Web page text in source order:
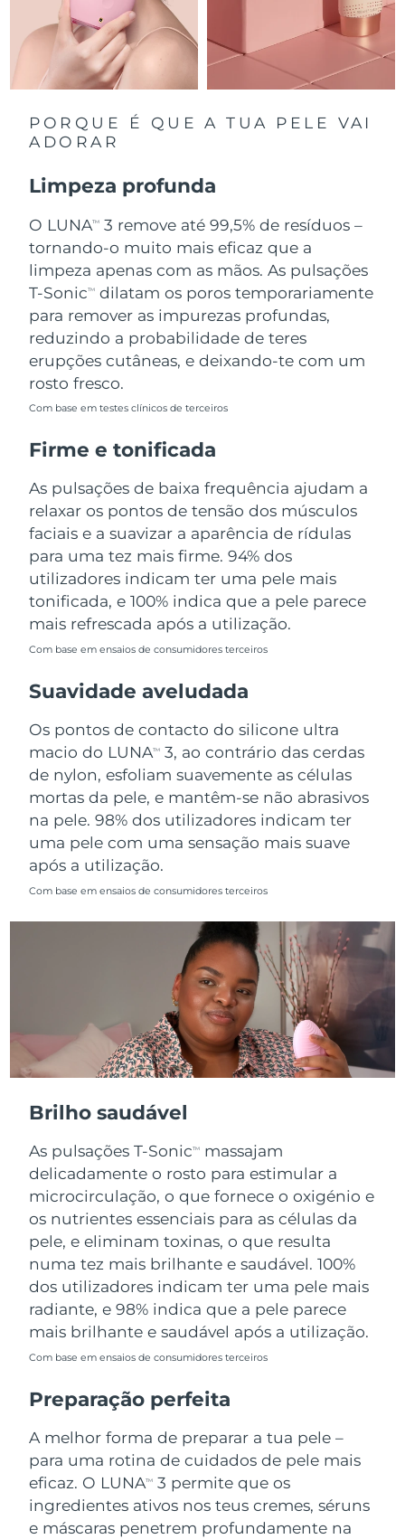
PORQUE É QUE A TUA PELE VAI
ADORAR
Limpeza profunda
O LUNATM
3 remove até 99,5% de resíduos –
tornando-o muito mais eficaz que a
limpeza apenas com as mãos. As pulsações
T-SonicTM
dilatam os poros temporariamente
para remover as impurezas profundas,
reduzindo a probabilidade de teres
erupções cutâneas, e deixando-te com um
rosto fresco.
Com base em testes clínicos de terceiros
Firme e tonificada
As pulsações de baixa frequência ajudam a
relaxar os pontos de tensão dos músculos
faciais e a suavizar a aparência de rídulas
para uma tez mais firme. 94% dos
utilizadores indicam ter uma pele mais
tonificada, e 100% indica que a pele parece
mais refrescada após a utilização.
Com base em ensaios de consumidores terceiros
Suavidade aveludada
Os pontos de contacto do silicone ultra
macio do LUNATM
3, ao contrário das cerdas
de nylon, esfoliam suavemente as células
mortas da pele, e mantêm-se não abrasivos
na pele. 98% dos utilizadores indicam ter
uma pele com uma sensação mais suave
após a utilização.
Com base em ensaios de consumidores terceiros
Brilho saudável
As pulsações T-SonicTM
massajam
delicadamente o rosto para estimular a
microcirculação, o que fornece o oxigénio e
os nutrientes essenciais para as células da
pele, e eliminam toxinas, o que resulta
numa tez mais brilhante e saudável. 100%
dos utilizadores indicam ter uma pele mais
radiante, e 98% indica que a pele parece
mais brilhante e saudável após a utilização.
Com base em ensaios de consumidores terceiros
Preparação perfeita
A melhor forma de preparar a tua pele –
para uma rotina de cuidados de pele mais
eficaz. O LUNATM
3 permite que os
ingredientes ativos nos teus cremes, séruns
e máscaras penetrem profundamente na
Singapura Entrega prevista8/11/26
Eslováquia Entrega prevista8/9/26
Eslovênia Entrega prevista 8/9/26
Coreia do Sul
Espanha Entrega prevista
Suécia Entrega prevista8/9/26
Suíça Entrega prevista
Taiwan
Tailândia
Turquia
Emirados Árabes
Unidos
Entrega prevista 8/10/26
Reino Unido Entrega prevista
Estados Unidos Entrega prevista8/10/26
Uzbequistão Entrega prevista
Vietnã Entrega prevista